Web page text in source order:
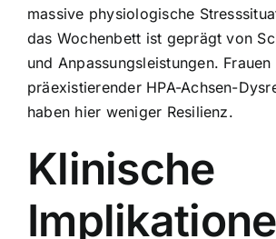
massive physiologische
das Wochenbett ist geprägt von
und Anpassungsleistungen. Frauen
präexistierender HPA-Achsen-
haben hier weniger Resilienz.
Klinische